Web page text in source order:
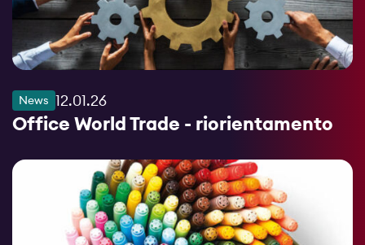
News 12.01.26
Office World Trade - riorientamento